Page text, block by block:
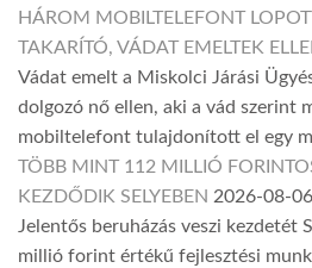
HÁROM MOBILTELEFONT
TAKARÍTÓ, VÁDAT EMELTEK
Vádat emelt a Miskolci Járási
dolgozó nő ellen, aki a vád szerint
mobiltelefont tulajdonított el egy
TÖBB MINT 112 MILLIÓ
KEZDŐDIK SELYEBEN 2026-08-06
Jelentős beruházás veszi kezdetét
millió forint értékű fejlesztési